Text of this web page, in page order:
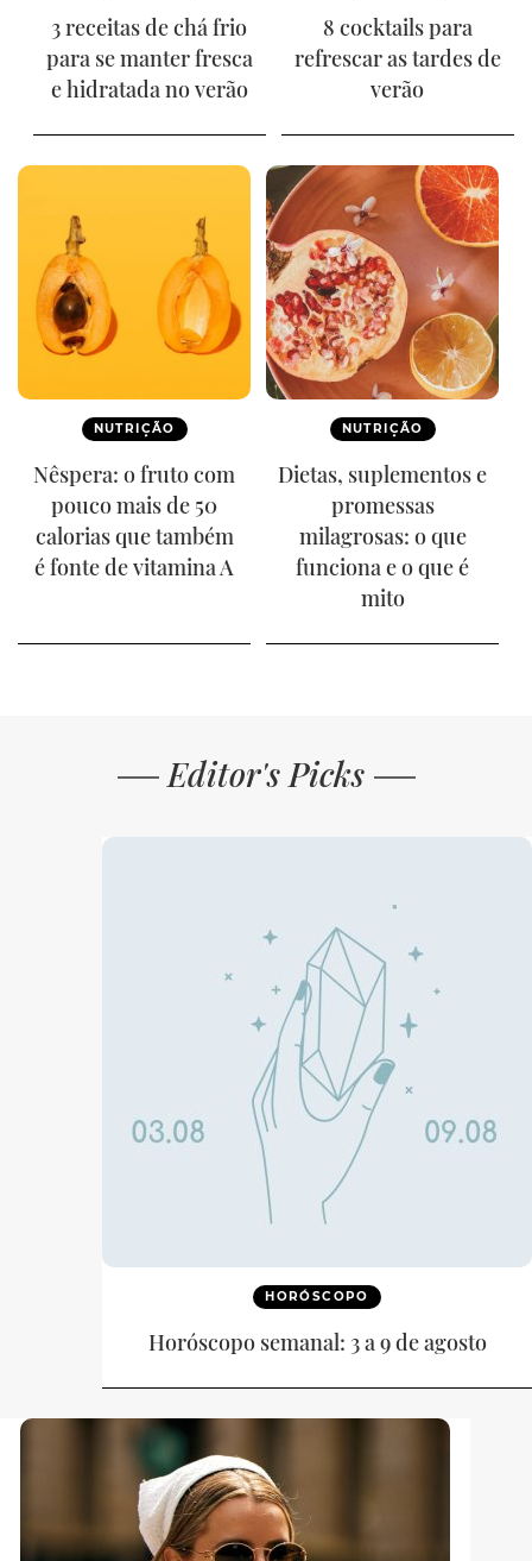
3 receitas de chá frio
para se manter fresca
e hidratada no verão
8 cocktails para
refrescar as tardes de
verão
NUTRIÇÃO
Nêspera: o fruto com
pouco mais de 50
calorias que também
é fonte de vitamina A
NUTRIÇÃO
Dietas, suplementos e
promessas
milagrosas: o que
funciona e o que é
mito
Editor's Picks
HORÓSCOPO
Horóscopo semanal: 3 a 9 de agosto